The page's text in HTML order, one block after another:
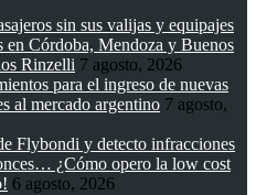
sin sus valijas y equipajes
en Córdoba, Mendoza y Buenos
Rinzelli 7 agosto, 2026
para el ingreso de nuevas
al mercado argentino 7 agosto,
Flybondi y detecto infracciones
¿Cómo opero la low cost
6 agosto, 2026